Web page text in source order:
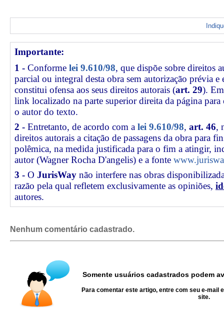
Importante:
1 - Conforme lei 9.610/98, que dispõe sobre direitos
parcial ou integral desta obra sem autorização prévia e
constitui ofensa aos seus direitos autorais (art. 29).
link localizado na parte superior direita da página
o autor do texto.
2 - Entretanto, de acordo com a lei 9.610/98, art. 46,
direitos autorais a citação de passagens da obra para
polêmica, na medida justificada para o fim a atingir,
autor (Wagner Rocha D'angelis) e a fonte
3 - O JurisWay não interfere nas obras
razão pela qual refletem exclusivamente as opiniões,
autores.
Nenhum comentário cadastrado.
Somente usuários cadastrados podem
Para comentar este artigo, entre com seu e-mail
site.